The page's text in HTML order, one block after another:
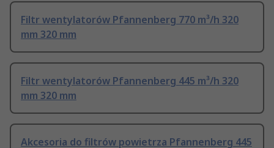
Filtr wentylatorów Pfannenberg 770 m³/h 320
mm 320 mm
Filtr wentylatorów Pfannenberg 445 m³/h 320
mm 320 mm
Akcesoria do filtrów powietrza Pfannenberg 445